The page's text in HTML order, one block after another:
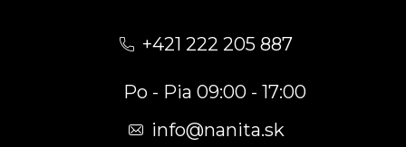
+421 222 205 887
Po - Pia 09:00 - 17:00
info@nanita.sk